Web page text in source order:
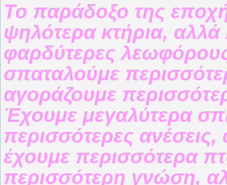
Το παράδοξο της
ψηλότερα κτήρια,
φαρδύτερες
σπαταλούμε
αγοράζουμε
Έχουμε μεγαλύτερα
περισσότερες
έχουμε περισσότερα
περισσότερη γνώση,